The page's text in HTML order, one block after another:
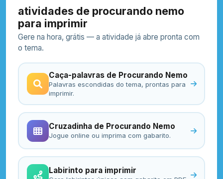
atividades de procurando nemo
para imprimir
Gere na hora, grátis — a atividade já abre pronta com
o tema.
Caça-palavras de Procurando Nemo
Palavras escondidas do tema, prontas para
imprimir.
Cruzadinha de Procurando Nemo
Jogue online ou imprima com gabarito.
Labirinto para imprimir